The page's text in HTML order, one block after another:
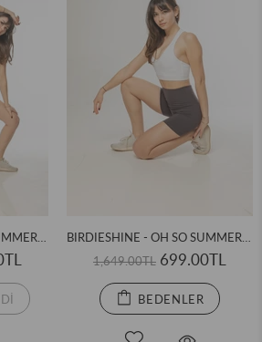
1,649.00TL 699.00TL
BEDENLER